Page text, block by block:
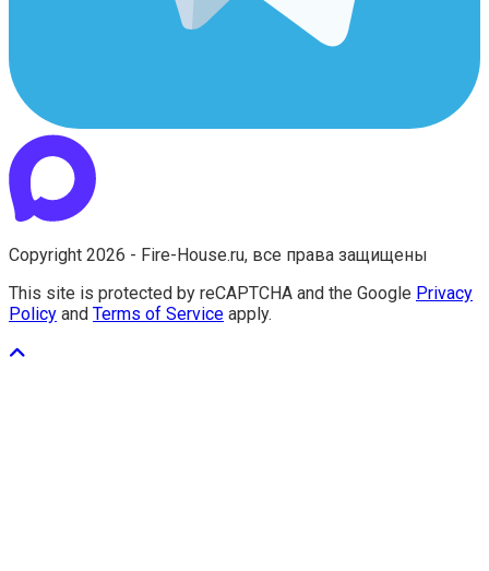
Copyright 2026 - Fire-House.ru, все права защищены
This site is protected by reCAPTCHA and the Google Privacy
Policy and Terms of Service apply.